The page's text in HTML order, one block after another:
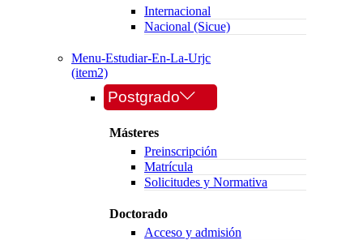
Internacional
Nacional (Sicue)
Menu-Estudiar-En-La-Urjc
(item2)
Postgrado
Másteres
Preinscripción
Matrícula
Solicitudes y Normativa
Doctorado
Acceso y admisión